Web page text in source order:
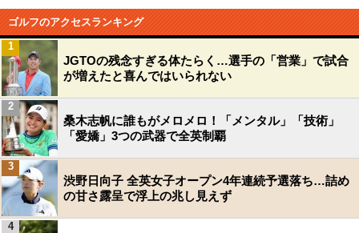
ゴルフのアクセスランキング
JGTOの残念すぎる体たらく…選手の「営業」で試合
が増えたと喜んではいられない
1
桑木志帆に誰もがメロメロ！「メンタル」「技術」
「愛嬌」3つの武器で全英制覇
2
渋野日向子 全英女子オープン4年連続予選落ち…詰め
の甘さ露呈で浮上の兆し見えず
3
4